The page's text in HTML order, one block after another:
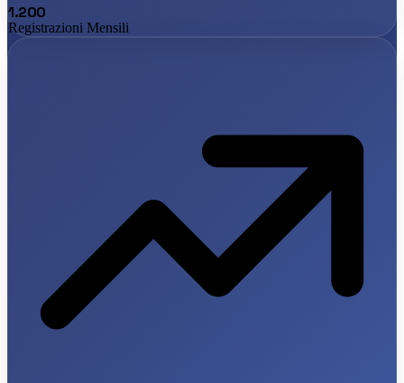
1.200
Registrazioni Mensili